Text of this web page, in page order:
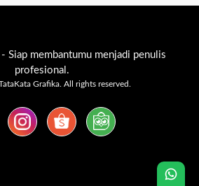
- Siap membantumu menjadi penulis
profesional.
Grafika. All rights reserved.